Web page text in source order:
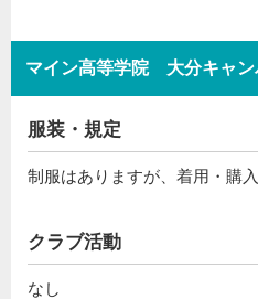
マイン高等学院 大分キャン
服装・規定
制服はありますが、着用・購入
クラブ活動
なし